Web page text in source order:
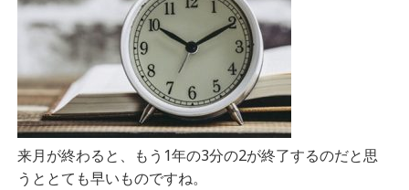
来月が終わると、もう1年の3分の2が終了するのだと思
うととても早いものですね。